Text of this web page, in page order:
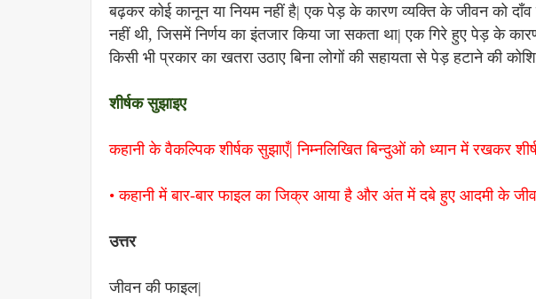
बढ़कर कोई कानून या नियम नहीं है| एक पेड़ के कारण व्यक्ति के जीवन को दाँव
नहीं थी, जिसमें निर्णय का इंतजार किया जा सकता था| एक गिरे हुए पेड़ के
किसी भी प्रकार का खतरा उठाए बिना लोगों की सहायता से पेड़ हटाने की
शीर्षक सुझाइए
कहानी के वैकल्पिक शीर्षक सुझाएँ| निम्नलिखित बिन्दुओं को ध्यान में रखकर
• कहानी में बार-बार फाइल का जिक्र आया है और अंत में दबे हुए आदमी के
उत्तर
जीवन की फाइल|